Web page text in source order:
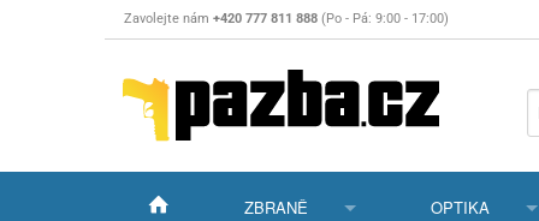
Zavolejte nám +420 777 811 888 (Po - Pá: 9:00 - 17:00)
ZBRANĚ OPTIKA